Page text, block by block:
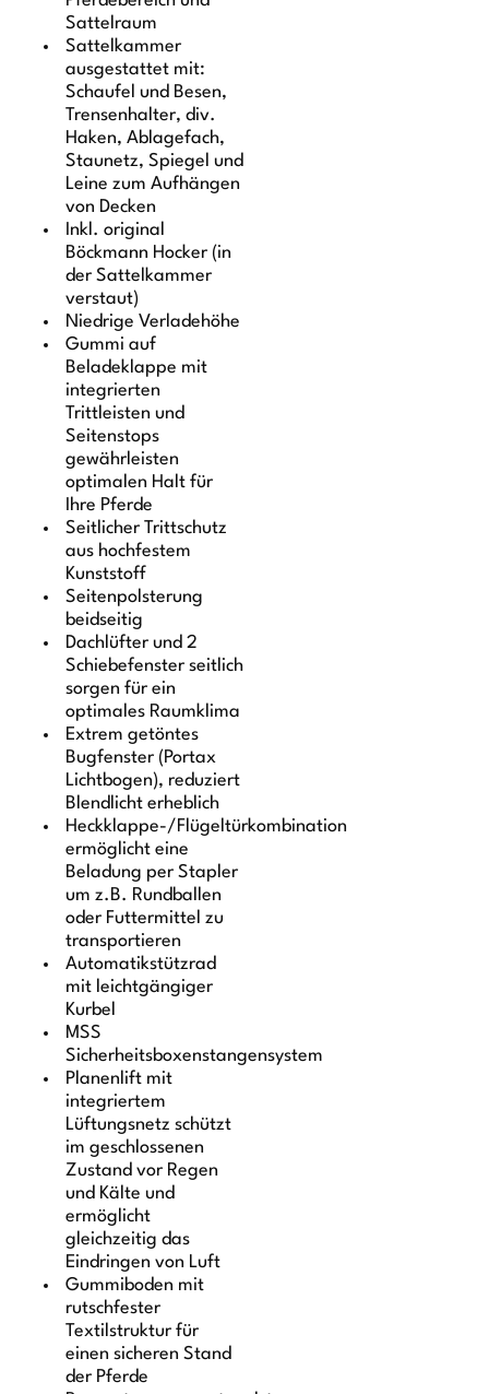
Sattelraum
Sattelkammer
ausgestattet mit:
Schaufel und Besen,
Trensenhalter, div.
Haken, Ablagefach,
Staunetz, Spiegel und
Leine zum Aufhängen
von Decken
Inkl. original
Böckmann Hocker (in
der Sattelkammer
verstaut)
Niedrige Verladehöhe
Gummi auf
Beladeklappe mit
integrierten
Trittleisten und
Seitenstops
gewährleisten
optimalen Halt für
Ihre Pferde
Seitlicher Trittschutz
aus hochfestem
Kunststoff
Seitenpolsterung
beidseitig
Dachlüfter und 2
Schiebefenster seitlich
sorgen für ein
optimales Raumklima
Extrem getöntes
Bugfenster (Portax
Lichtbogen), reduziert
Blendlicht erheblich
Heckklappe-/Flügeltürkombination
ermöglicht eine
Beladung per Stapler
um z.B. Rundballen
oder Futtermittel zu
transportieren
Automatikstützrad
mit leichtgängiger
Kurbel
MSS
Sicherheitsboxenstangensystem
Planenlift mit
integriertem
Lüftungsnetz schützt
im geschlossenen
Zustand vor Regen
und Kälte und
ermöglicht
gleichzeitig das
Eindringen von Luft
Gummiboden mit
rutschfester
Textilstruktur für
einen sicheren Stand
der Pferde